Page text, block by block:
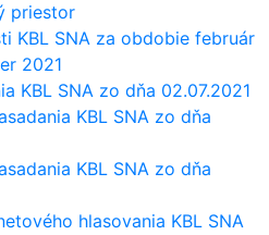
priestor
KBL SNA za obdobie február
2021
KBL SNA zo dňa 02.07.2021
KBL SNA zo dňa
KBL SNA zo dňa
hlasovania KBL SNA